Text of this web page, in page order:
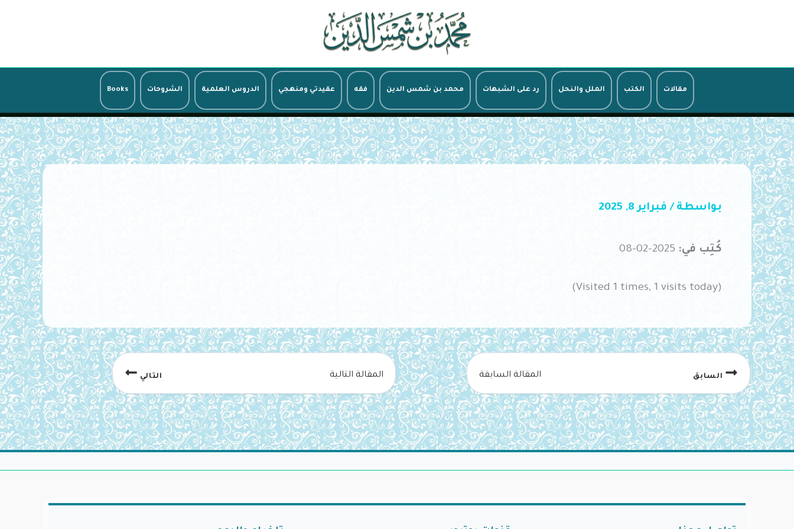
مقالات الكتب الملل والنحل رد على الشبهات محمد بن شمس الدين فقه عقيدتي ومنهجي الدروس العلمية الشروحات Books
بواسطة / فبراير 8, 2025
كُتِب في: 2025-02-08
(Visited 1 times, 1 visits today)
السابق المقالة السابقة التالي المقالة التالية